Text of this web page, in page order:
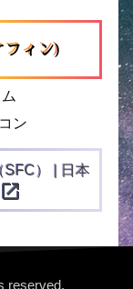
ィン)
ン
SFC） | 日本
open_in_new
reserved.